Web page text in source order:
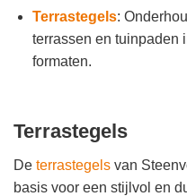
Terrastegels:
terrassen en tuinpaden
formaten.
Terrastegels
De terrastegels van
basis voor een stijlvol en